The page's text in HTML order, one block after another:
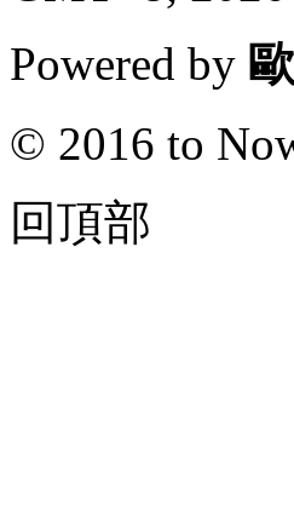
Powered by
© 2016 to
回頂部